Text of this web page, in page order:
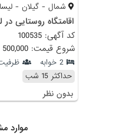
شمال - گیلان -
اقامتگاه روستایی در
کد آگهی: 100535
شروع قیمت: 500,000 تومان
2 خوابه
ظرفیت 6-9
حداکثر 15 شب
بدون نظر
موارد